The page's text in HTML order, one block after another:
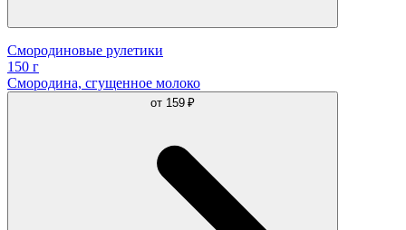
Смородиновые рулетики
150 г
Смородина, сгущенное молоко
от 159 ₽